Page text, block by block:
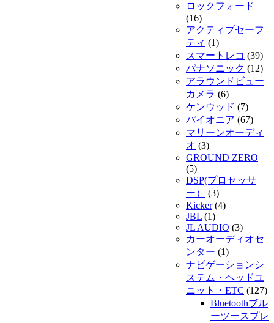
ロックフォード
(16)
アクティブセーフ
ティ (1)
スマートレコ (39)
パナソニック (12)
アラウンドビュー
カメラ (6)
ケンウッド (7)
パイオニア (67)
マリーンオーディ
オ (3)
GROUND ZERO
(5)
DSP(プロセッサ
ー）
(3)
Kicker(4)
JBL (1)
JL AUDIO (3)
カーオーディオセ
ンター (1)
ナビゲーションシ
ステム・ヘッドユ
ニット・ETC (127)
Bluetoothブル
ーツースプレ